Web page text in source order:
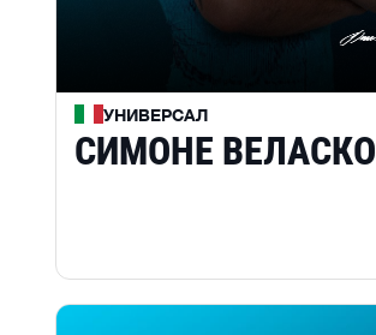
УНИВЕРСАЛ
СИМОНЕ ВЕЛАСКО